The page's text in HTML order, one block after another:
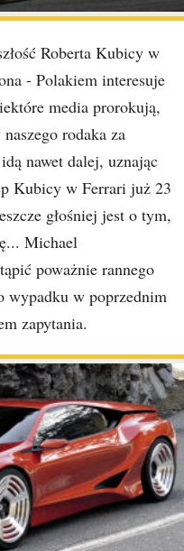
Roberta Kubicy w
- Polakiem interesuje
media prorokują,
rodaka za
nawet dalej, uznając
Kubicy w Ferrari już 23
głośniej jest o tym,
Michael
poważnie rannego
wypadku w poprzednim
zapytania.